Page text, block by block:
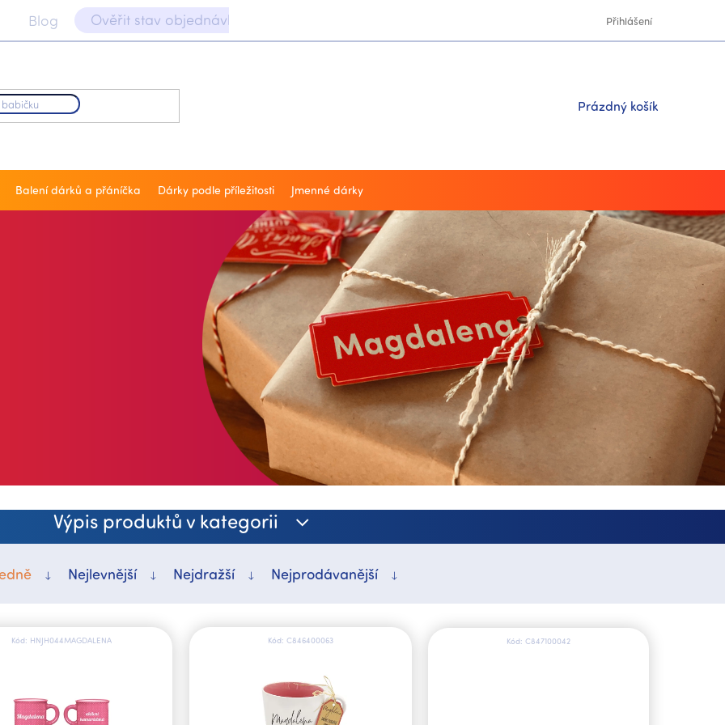
Blog Ověřit stav objednávky 📝 Přihlášení
Nákupní
Prázdný košík
Balení dárků a přáníčka Dárky podle příležitosti Jmenné dárky
Výpis produktů v kategorii
Nejlevnější Nejdražší Nejprodávanější
Kód: HNJH044MAGDALENA Kód: C846400063 Kód: C847100042